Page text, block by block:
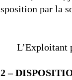
par la
L’Exploitant
–